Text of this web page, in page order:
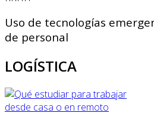
Uso de tecnologías
de personal
LOGÍSTICA